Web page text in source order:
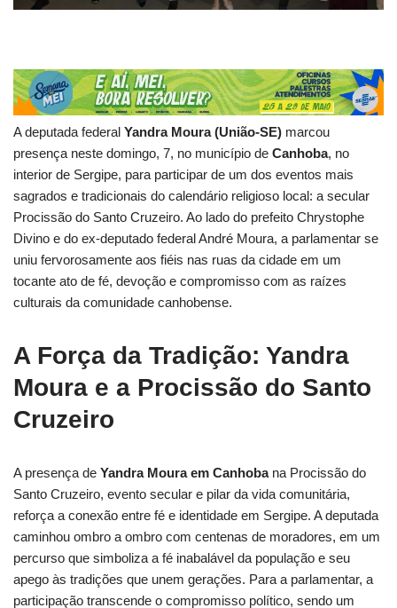
A deputada federal Yandra Moura (União-SE) marcou
presença neste domingo, 7, no município de Canhoba, no
interior de Sergipe, para participar de um dos eventos mais
sagrados e tradicionais do calendário religioso local: a secular
Procissão do Santo Cruzeiro. Ao lado do prefeito Chrystophe
Divino e do ex-deputado federal André Moura, a parlamentar se
uniu fervorosamente aos fiéis nas ruas da cidade em um
tocante ato de fé, devoção e compromisso com as raízes
culturais da comunidade canhobense.
A Força da Tradição: Yandra
Moura e a Procissão do Santo
Cruzeiro
A presença de Yandra Moura em Canhobana Procissão do
Santo Cruzeiro, evento secular e pilar da vida comunitária,
reforça a conexão entre fé e identidade em Sergipe. A deputada
caminhou ombro a ombro com centenas de moradores, em um
percurso que simboliza a fé inabalável da população e seu
apego às tradições que unem gerações. Para a parlamentar, a
participação transcende o compromisso político, sendo um